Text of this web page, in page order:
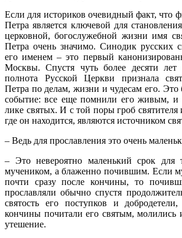
Если для историков очевидный факт, что
Петра является ключевой для
церковной, богослужебной жизни имя
Петра очень значимо. Синодик русских
его именем – это первый
Москвы. Спустя чуть более десяти лет
полнота Русской Церкви признала
Петра по делам, жизни и чудесам его. Это
событие: все еще помнили его живым, и
лике святых. И с той поры гроб святителя
где он находится, являются источником
– Ведь для прославления это очень
– Это невероятно маленький срок для
мучеником, а блаженно почившим. Если
почти сразу после кончины, то
прославляли обычно спустя
святость его поступков и
кончины почитали его святым, молились
утешение.